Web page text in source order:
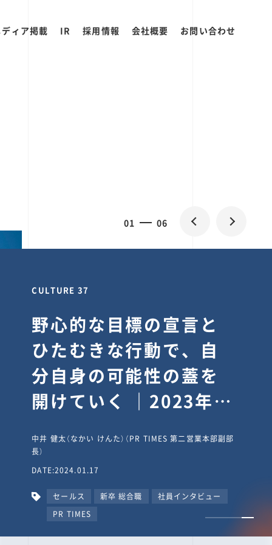
ィア掲載 IR 採用情報 会社概要 お問い合わせ
02 06
CULTURE 30
逆境では自分のスタン
スを変え“予想を裏切
り、期待を超える”【真
輔塾・前編】
山田真輔（やまだ しんすけ）（執行役員 兼 Jooto事業部
長）
DATE:2023.09.08
カルチャー CxO キャリア入社 Jooto